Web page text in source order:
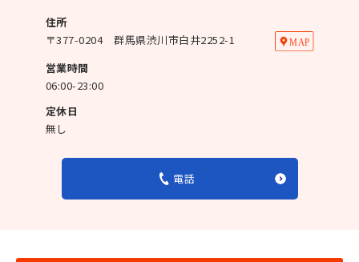
住所
〒377-0204
群馬県渋川市白井2252-1
営業時間
06:00-23:00
定休日
無し
電話